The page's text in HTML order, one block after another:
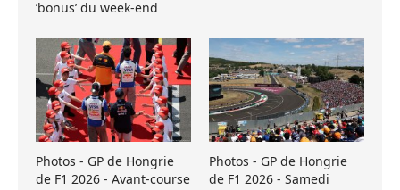
’bonus’ du week-end
Photos - GP de Hongrie
de F1 2026 - Avant-course
Photos - GP de Hongrie
de F1 2026 - Samedi